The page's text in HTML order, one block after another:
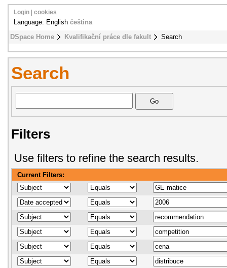
DSpace Home Kvalifikační práce dle fakult Search
Login cookies
Language: English čeština
Search
Filters
Use filters to refine the search results.
Current Filters: